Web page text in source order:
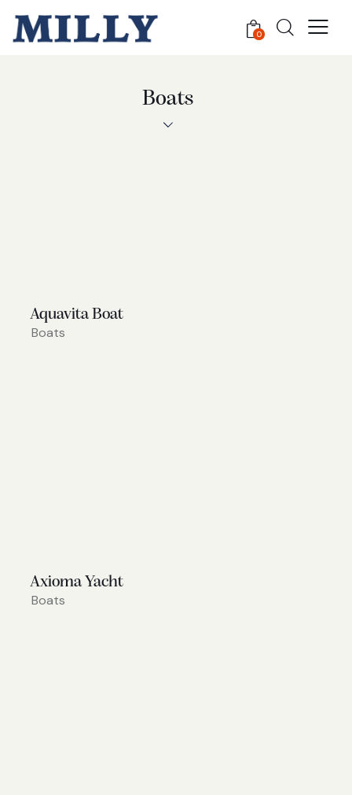
0
Boats
Aquavita Boat
Boats
Axioma Yacht
Boats